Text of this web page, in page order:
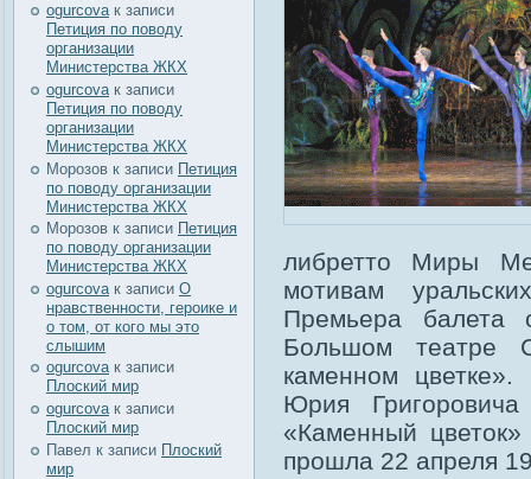
ogurcovaк записи
Петиция по поводу
организации
Министерства ЖКХ
ogurcova к записи
Петиция по поводу
организации
Министерства ЖКХ
Морозов к записи Петиция
по поводу организации
Министерства ЖКХ
Морозов к записи Петиция
по поводу организации
Министерства ЖКХ
ogurcova к записи О
нравственности, героике и
о том, от кого мы это
слышим
ogurcovaк записи
Плоский мир
ogurcova к записи
Плоский мир
Павел к записи Плоский
мир
либретто Миры
мотивам
Премьера балета
Большом театре
каменном
Юрия
«Каменный
прошла 22 апреля